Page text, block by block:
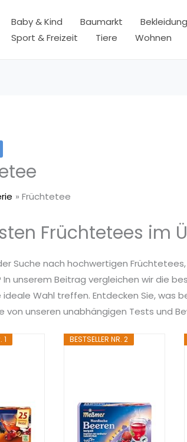
Baby & Kind Baumarkt Bekleidung
Sport & Freizeit
Tiere Wohnen
Früchtetee
Früchtetees im
Suche nach hochwertigen
unserem Beitrag vergleichen wir die
Wahl treffen. Entdecken Sie, was
von unseren unabhängigen Tests und
1 BESTSELLER NR. 2